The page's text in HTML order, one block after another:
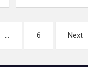
… 6 Next